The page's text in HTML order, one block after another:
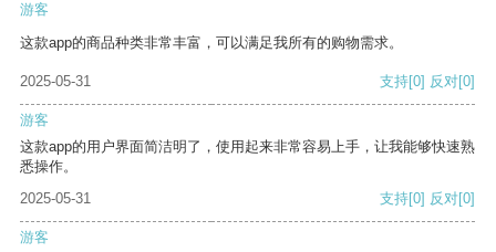
游客
这款app的商品种类非常丰富，可以满足我所有的购物需求。
2025-05-31 支持[0] 反对[0]
游客
这款app的用户界面简洁明了，使用起来非常容易上手，让我能够快速熟
悉操作。
2025-05-31
支持[0] 反对[0]
游客